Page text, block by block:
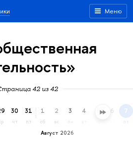
Меню
42 из 42
30
чт
31
пт
Август 2026
1
сб
2
вс
3 4 5 6 7
пт